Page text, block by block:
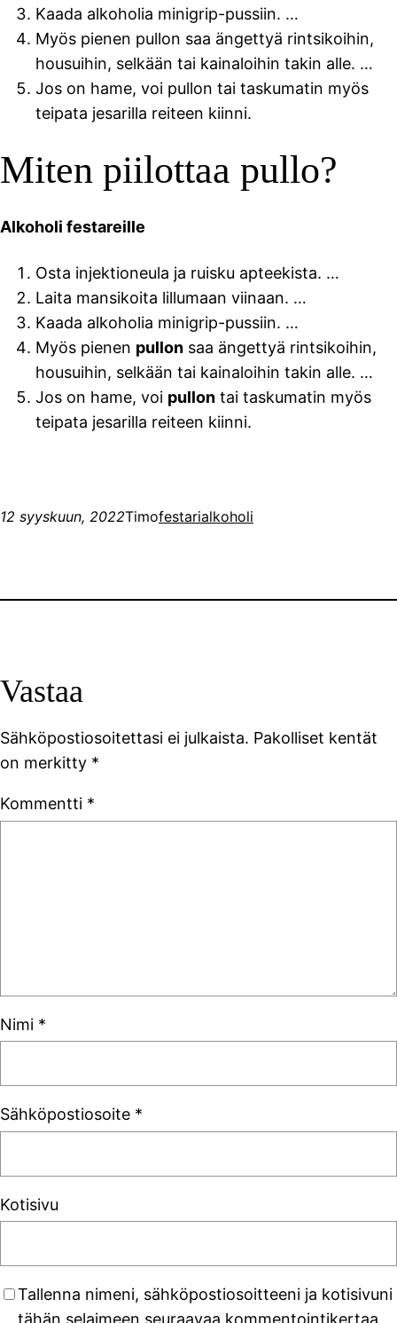
Kaada alkoholia minigrip-pussiin. …
Myös pienen pullon saa ängettyä rintsikoihin,
housuihin, selkään tai kainaloihin takin alle. …
Jos on hame, voi pullon tai taskumatin myös
teipata jesarilla reiteen kiinni.
Miten piilottaa pullo?
Alkoholi festareille
Osta injektioneula ja ruisku apteekista. …
Laita mansikoita lillumaan viinaan. …
Kaada alkoholia minigrip-pussiin. …
Myös pienen pullon saa ängettyä rintsikoihin,
housuihin, selkään tai kainaloihin takin alle. …
Jos on hame, voi pullon tai taskumatin myös
teipata jesarilla reiteen kiinni.
12 syyskuun, 2022Timofestarialkoholi
Vastaa
Sähköpostiosoitettasi ei julkaista. Pakolliset kentät
on merkitty *
Kommentti *
Nimi *
Sähköpostiosoite *
Kotisivu
Tallenna nimeni, sähköpostiosoitteeni ja kotisivuni